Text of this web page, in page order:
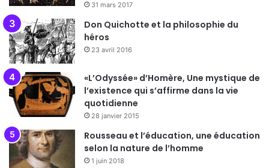
31 mars 2017
Don Quichotte et la philosophie du
héros
23 avril 2016
«L’Odyssée» d’Homère, Une mystique de
l’existence qui s’affirme dans la vie
quotidienne
28 janvier 2015
Rousseau et l’éducation, une éducation
selon la nature de l’homme
1 juin 2018